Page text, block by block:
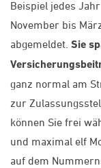
Beispiel jedes
November bis
abgemeldet. Sie
ganz normal am
zur
können Sie frei
und maximal elf
auf dem